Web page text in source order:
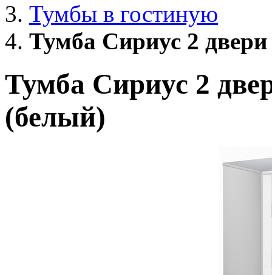
Тумбы в гостиную
Тумба Сириус 2
Тумба Сириус 2
(белый)